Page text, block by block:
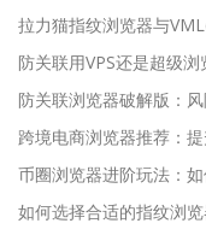
拉力猫指纹浏览器与
防关联用VPS还是超级浏
防关联浏览器破解版：
跨境电商浏览器推荐：
币圈浏览器进阶玩法：
如何选择合适的指纹浏